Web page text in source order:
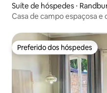
Suíte de hóspedes ⋅
Casa de campo espaçosa
Preferido dos hóspedes
Preferido dos hóspedes